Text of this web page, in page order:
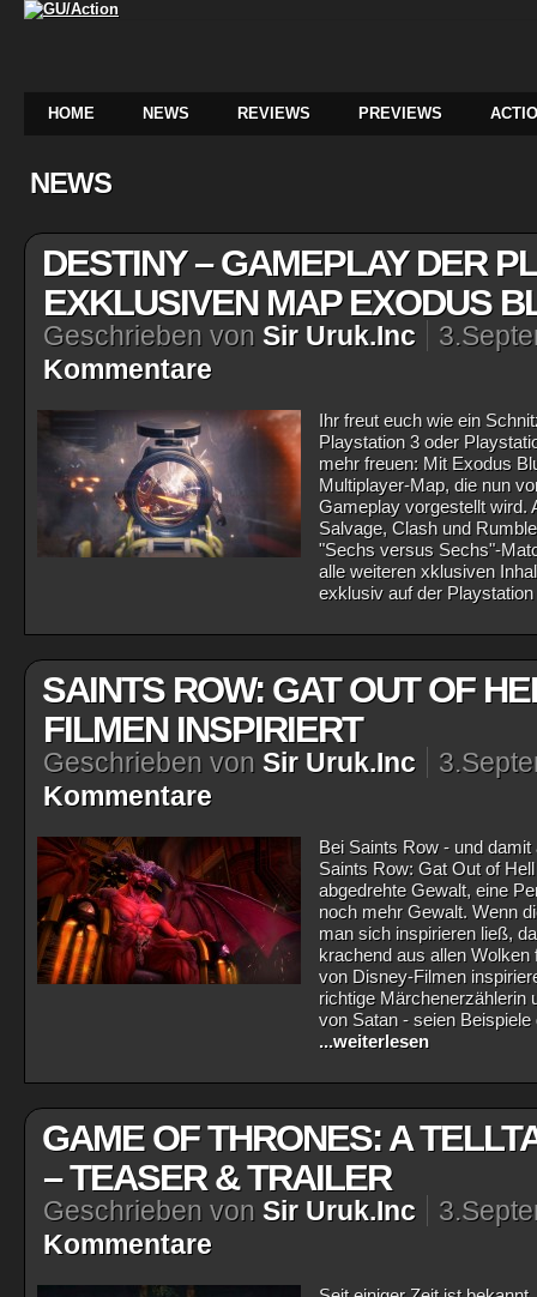
HOME NEWS REVIEWS PREVIEWS
NEWS
DESTINY – GAMEPLAY DER
EXKLUSIVEN MAP EXODUS
Geschrieben von Sir Uruk.Inc
Kommentare
Ihr freut euch wie ein
Playstation 3 oder
mehr freuen: Mit Exodus
Multiplayer-Map, die nun
Gameplay vorgestellt wird.
Salvage, Clash und
"Sechs versus Sechs"-
alle weiteren xklusiven
exklusiv auf der
SAINTS ROW: GAT OUT OF
FILMEN INSPIRIERT
Geschrieben von Sir Uruk.Inc
Kommentare
Bei Saints Row - und
Saints Row: Gat Out of
abgedrehte Gewalt, eine
noch mehr Gewalt. Wenn
man sich inspirieren ließ,
krachend aus allen
von Disney-Filmen
richtige Märchenerzählerin
von Satan - seien
...weiterlesen
GAME OF THRONES: A
– TEASER & TRAILER
Geschrieben von Sir Uruk.Inc
Kommentare